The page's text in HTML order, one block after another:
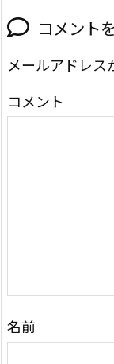
コメント
メールアドレス
コメント
名前